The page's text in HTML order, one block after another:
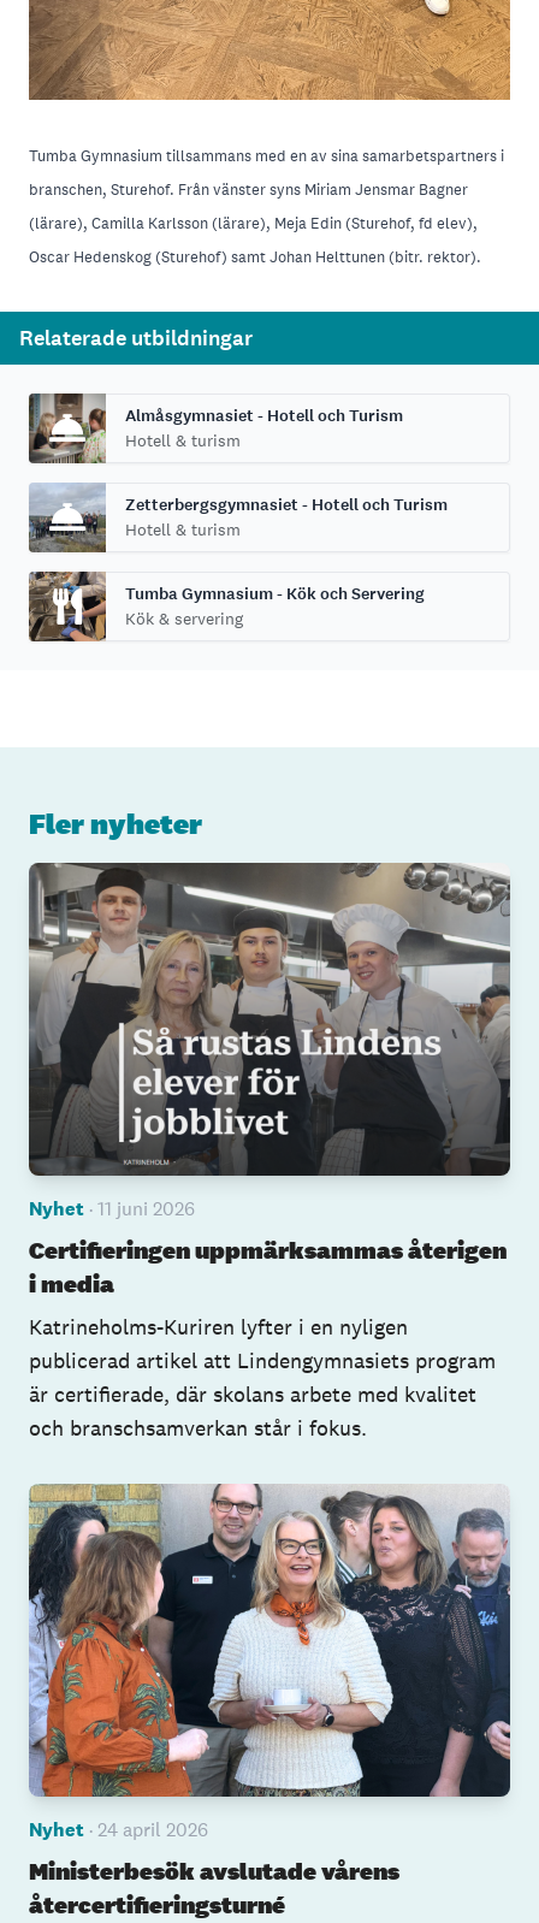
Tumba Gymnasium tillsammans med en av sina samarbetspartners i
branschen, Sturehof. Från vänster syns Miriam Jensmar Bagner
(lärare), Camilla Karlsson (lärare), Meja Edin (Sturehof, fd elev),
Oscar Hedenskog (Sturehof) samt Johan Helttunen (bitr. rektor).
Relaterade utbildningar
Almåsgymnasiet - Hotell och Turism
Hotell & turism
Zetterbergsgymnasiet - Hotell och Turism
Hotell & turism
Tumba Gymnasium - Kök och Servering
Kök & servering
Fler nyheter
Nyhet · 11 juni 2026
Certifieringen uppmärksammas återigen
i media
Katrineholms-Kuriren lyfter i en nyligen
publicerad artikel att Lindengymnasiets program
är certifierade, där skolans arbete med kvalitet
och branschsamverkan står i fokus.
Nyhet · 24 april 2026
Ministerbesök avslutade vårens
återcertifieringsturné